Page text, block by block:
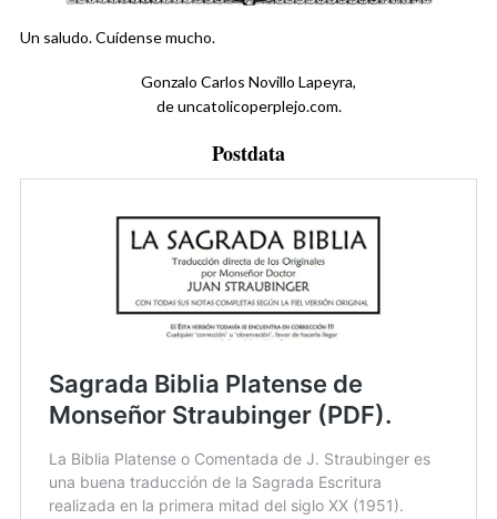
Un saludo. Cuídense mucho.
Gonzalo Carlos Novillo Lapeyra,
de uncatolicoperplejo.com.
Postdata